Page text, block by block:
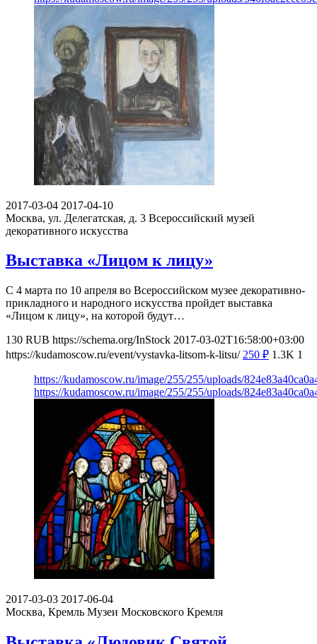
2017-03-04 2017-04-10
Москва, ул. Делегатская, д. 3 Всероссийский музей
декоративного искусства
Выставка «Лицом к лицу»
С 4 марта по 10 апреля во Всероссийском музее декоративно-
прикладного и народного искусства пройдет выставка
«Лицом к лицу», на которой будут…
130 RUB https://schema.org/InStock 2017-03-02T16:58:00+03:00
https://kudamoscow.ru/event/vystavka-litsom-k-litsu/ 250 ₽ 1.3K 1
https://kudamoscow.ru/image/255/255/uploads/
https://kudamoscow.ru/image/255/255/uploads/
2017-03-03 2017-06-04
Москва, Кремль Музеи Московского Кремля